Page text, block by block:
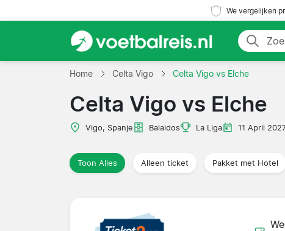
We vergelijken
Home Celta Vigo Celta Vigo vs Elche
Celta Vigo vs Elche
Vigo, Spanje Balaidos La Liga 11 April
Toon Alles Alleen ticket Pakket met Hotel